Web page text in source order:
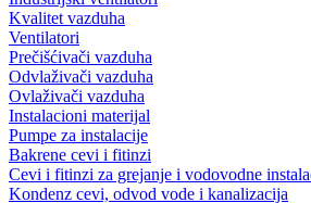
Kvalitet vazduha
Ventilatori
Prečišćivači vazduha
Odvlaživači vazduha
Ovlaživači vazduha
Instalacioni materijal
Pumpe za instalacije
Bakrene cevi i fitinzi
Cevi i fitinzi za grejanje i vodovodne
Kondenz cevi, odvod vode i kanalizacija